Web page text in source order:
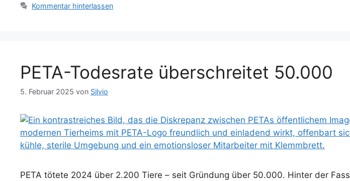
Kommentar hinterlassen
PETA-Todesrate überschreitet 50.000
5. Februar 2025 von Silvio
PETA tötete 2024 über 2.200 Tiere – seit Gründung über 50.000. Hinter der